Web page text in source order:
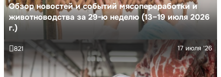
Обзор новостей и событий мясопереработки и
животноводства за 29-ю неделю (13–19 июля 2026
г.)
17 июля '26
821